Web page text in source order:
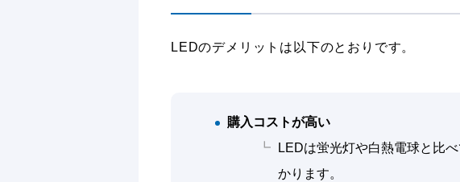
LEDのデメリットは以下のとおりです。
購入コストが高い
LEDは蛍光灯や白熱電球と比
かります。